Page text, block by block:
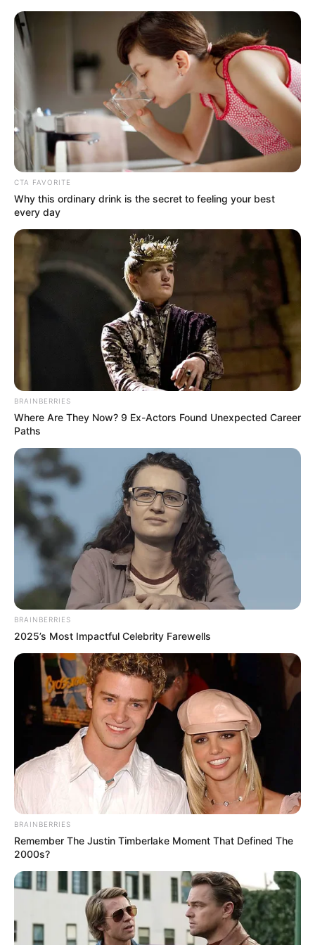
બધા ઓર્ડર રદ કરવામાં આવી રહ્યા છે. આપણે દર વર્ષે
વેચાણ દરમિયાન આવી ઘટનાઓ જોઈએ છીએ.
શરૂઆતમાં, પ્લેટફોર્મ આકર્ષક ડિસ્કાઉન્ટ ઓફરની
જાહેરાત કરે છે, પરંતુ પછીથી ઘણા લોકોના ઓર્ડર રદ
કરવામાં આવે છે.
CTA FAVORITE
Why this ordinary drink is the secret to feeling your best
every day
BRAINBERRIES
Where Are They Now? 9 Ex-Actors Found Unexpected Career
Paths
BRAINBERRIES
2025’s Most Impactful Celebrity Farewells
BRAINBERRIES
Remember The Justin Timberlake Moment That Defined The
2000s?